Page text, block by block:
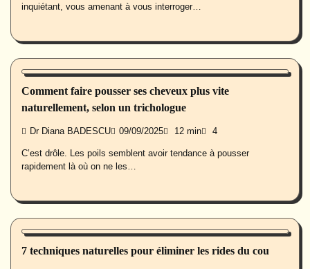
inquiétant, vous amenant à vous interroger…
Beauté
Comment faire pousser ses cheveux plus vite
naturellement, selon un trichologue
Dr Diana BADESCU 09/09/2025 12 min 4
C’est drôle. Les poils semblent avoir tendance à pousser
rapidement là où on ne les…
Beauté
7 techniques naturelles pour éliminer les rides du cou